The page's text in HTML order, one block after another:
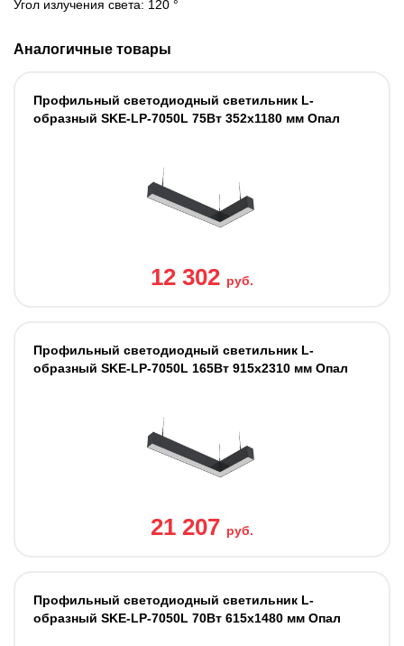
Угол излучения света: 120 °
Аналогичные товары
Профильный светодиодный светильник L-
образный SKE-LP-7050L 75Вт 352x1180 мм Опал
12 302 руб.
Профильный светодиодный светильник L-
образный SKE-LP-7050L 165Вт 915x2310 мм Опал
21 207 руб.
Профильный светодиодный светильник L-
образный SKE-LP-7050L 70Вт 615x1480 мм Опал